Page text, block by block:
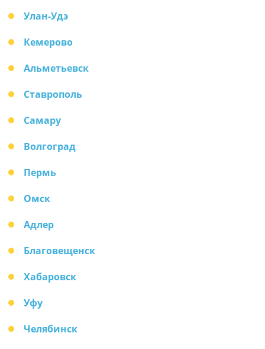
Улан-Удэ
Кемерово
Альметьевск
Ставрополь
Самару
Волгоград
Пермь
Омск
Адлер
Благовещенск
Хабаровск
Уфу
Челябинск